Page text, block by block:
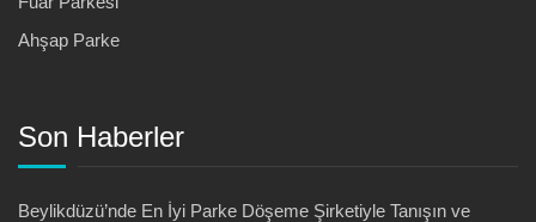
Ahşap Parke
Son Haberler
Beylikdüzü’nde En İyi Parke Döşeme Şirketiyle Tanışın ve